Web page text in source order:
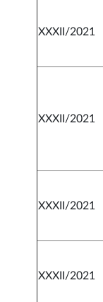
XXXII/2021
XXXII/2021
XXXII/2021
XXXII/2021